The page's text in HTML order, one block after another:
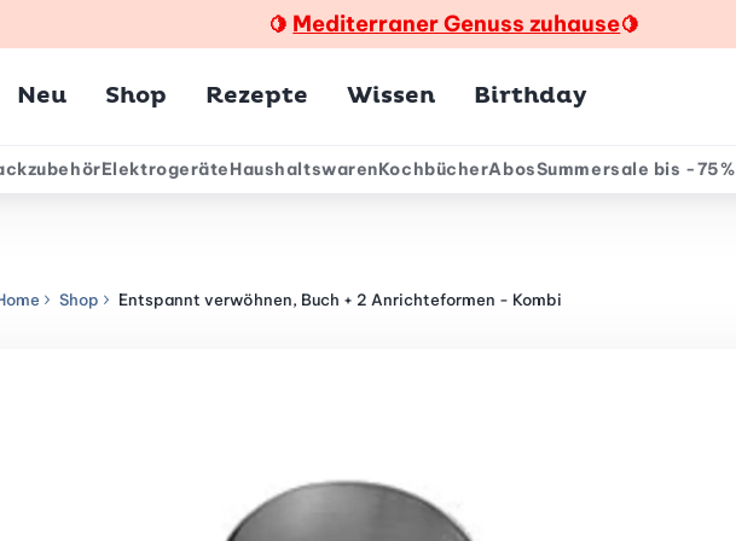
🍋 Mediterraner Genuss zuhause🍋
Neu Shop Rezepte Wissen Birthday
ElektrogeräteHaushaltswarenKochbücherAbosSummersale bis -75%
Shop Entspannt verwöhnen, Buch + 2 Anrichteformen - Kombi